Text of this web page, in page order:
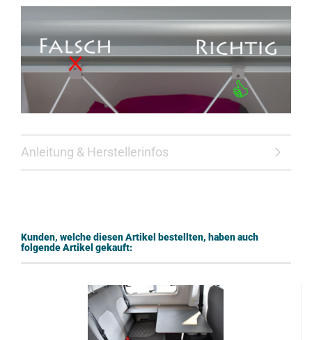
Anleitung & Herstellerinfos
Kunden, welche diesen Artikel bestellten, haben auch
folgende Artikel gekauft: